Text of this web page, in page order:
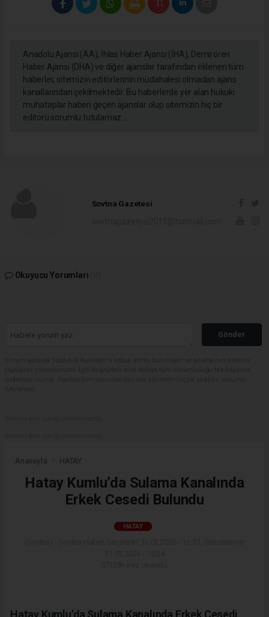
Anadolu Ajansı (AA), İhlas Haber Ajansı (İHA), Demirören
Haber Ajansı (DHA) ve diğer ajanslar tarafından eklenen tüm
haberler, sitemizin editörlerinin müdahalesi olmadan ajans
kanallarından çekilmektedir. Bu haberlerde yer alan hukuki
muhataplar haberi geçen ajanslar olup sitemizin hiç bir
editörü sorumlu tutulamaz...
Sovtna Gazetesi
Okuyucu Yorumları
Gönder
Anasayfa HATAY
Hatay Kumlu’da Sulama Kanalında
Erkek Cesedi Bulundu
HATAY
Hatay Kumlu’da Sulama Kanalında Erkek Cesedi